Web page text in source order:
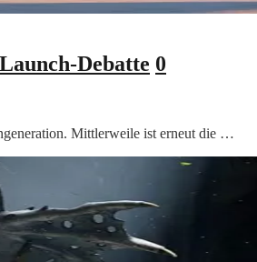
Debatte 0
Mittlerweile ist erneut die …